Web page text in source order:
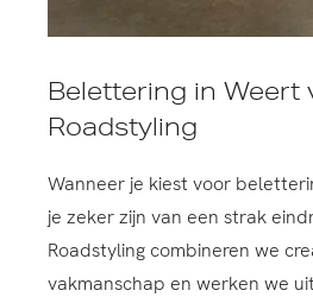
Belettering in Weert
Roadstyling
Wanneer je kiest voor
je zeker zijn van een strak
Roadstyling combineren we
vakmanschap en werken we